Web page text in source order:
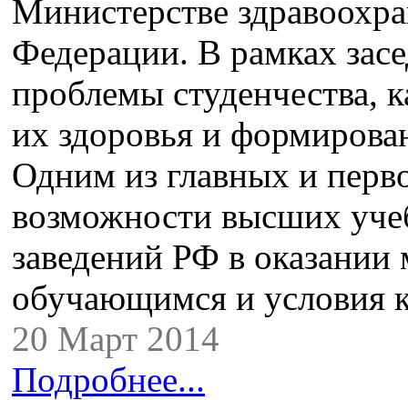
Министерстве
Федерации. В рамках
проблемы студенчества,
их здоровья и
Одним из главных и
возможности высших
заведений РФ в
обучающимся и условия
20 Март 2014
Подробнее...